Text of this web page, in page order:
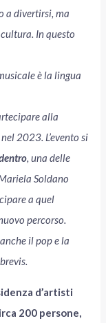
a divertirsi, ma
In questo
è la lingua
alla
2023. L’evento si
, una delle
Soldano
a quel
percorso.
il pop e la
d’artisti
200 persone,